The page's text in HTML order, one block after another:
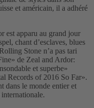
et américain, il a adhéré
est apparu au grand jour
chant d’esclaves, blues
Stone n’a pas tari
de Zeal and Ardor:
et superbe»
Records of 2016 So Far».
dans le monde entier et
internationale.